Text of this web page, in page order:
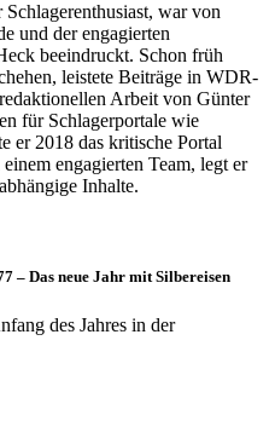
war von
und der engagierten
beeindruckt. Schon früh
leistete Beiträge in WDR-
Arbeit von Günter
für Schlagerportale wie
er 2018 das kritische Portal
engagierten Team, legt er
Inhalte.
– Das neue Jahr mit Silbereisen
des Jahres in der